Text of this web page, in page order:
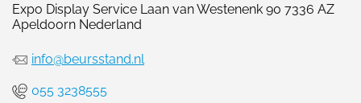
Expo Display Service Laan van Westenenk 90 7336 AZ
Apeldoorn Nederland
info@beursstand.nl
055 3238555